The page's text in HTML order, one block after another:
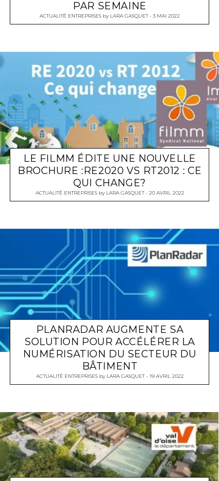
PAR SEMAINE
ACTUALITÉ ENTREPRISES by LARA GASQUET 3 MAI 2022
LE FILMM ÉDITE UNE NOUVELLE
BROCHURE :RE2020 VS RT2012 : CE
QUI CHANGE?
ACTUALITÉ ENTREPRISESby LARA GASQUET 20 AVRIL 2022
PLANRADAR AUGMENTE SA
SOLUTION POUR ACCÉLÉRER LA
NUMÉRISATION DU SECTEUR DU
BÂTIMENT
ACTUALITÉ ENTREPRISESby LARA GASQUET 19 AVRIL 2022